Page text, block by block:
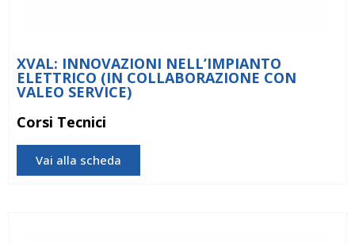
XVAL: INNOVAZIONI NELL’IMPIANTO
ELETTRICO (IN COLLABORAZIONE CON
VALEO SERVICE)
Corsi Tecnici
Vai alla scheda